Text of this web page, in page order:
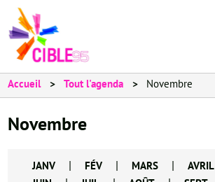
Accueil Tout l'agenda Novembre
Novembre
JANV | FÉV | MARS | AVRIL